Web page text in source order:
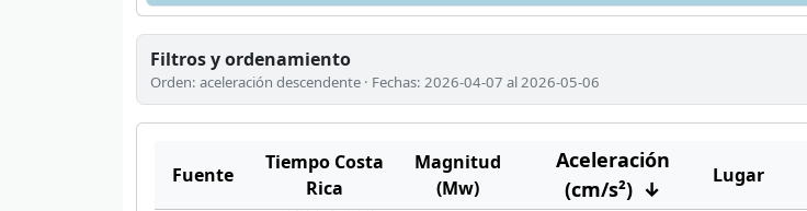
Filtros y ordenamiento
Orden: aceleración descendente · Fechas: 2026-04-07 al 2026-05-06
Fuente
Tiempo Costa
Rica
Magnitud
(Mw)
Aceleración
(cm/s²) ↓
Lugar